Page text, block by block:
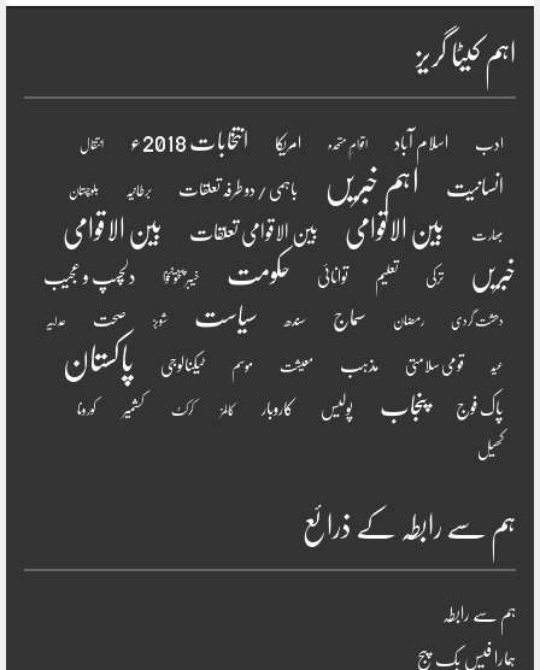
اہم کیٹا گریز
ادب اسلام آباد اقوامِ متحدہ امریکا انتخابات 2018ء انتقال
انسانیت اہم خبریں باہمی / دو طرفہ تعلقات برطانیہ بلوچستان
بھارت بین الاقوامی بین الاقوامی تعلقات
بین الاقوامی
خبریں
ترکی تعلیم توانائی حکومت خیبر پختونخوا دلچسپ و عجیب
دھشت گردی رمضان سماج سندھ سیاست شوبز صحت عدلیہ
عید قومی سلامتی مذہب معیشت موسم ٹیکنالوجی پاکستان
پاک فوج پنجاب پولیس کاروبار کالمز کرکٹ کشمیر کورونا
کھیل
ہم سے رابطہ کے ذرائع
ہم سے رابطہ
ہمارا فیس بک پیج